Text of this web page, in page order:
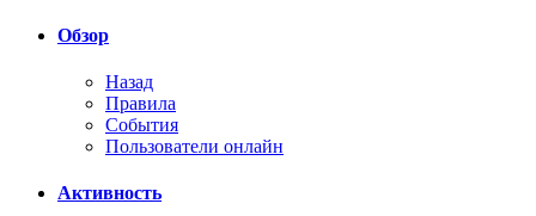
Обзор
Назад
Правила
События
Пользователи онлайн
Активность